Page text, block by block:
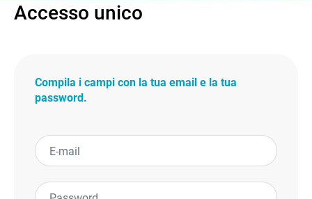
Accesso unico
Compila i campi con la tua email e la tua
password.